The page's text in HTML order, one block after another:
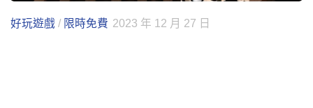
好玩遊戲 / 限時免費 2023 年 12 月 27 日